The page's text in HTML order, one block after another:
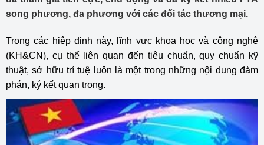
song phương, đa phương với các đối tác thương mại.
Trong các hiệp định này, lĩnh vực khoa học và công nghệ
(KH&CN), cụ thể liên quan đến tiêu chuẩn, quy chuẩn kỹ
thuật, sở hữu trí tuệ luôn là một trong những nội dung đàm
phán, ký kết quan trọng.